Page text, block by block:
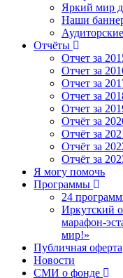
Яркий мир
Наши
Отчёты
Отчет за
Отчет за
Отчет за
Отчет за
Отчет за
Отчёт за
Отчёт за
Отчёт за
Отчёт за
Я могу помочь
Программы
24
Иркутский
марафон-
мир!»
Публичная оферта
Новости
СМИ о фонде